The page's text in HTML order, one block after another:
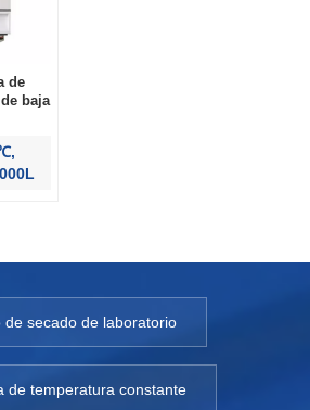
de
baja
de secado de laboratorio
de temperatura constante